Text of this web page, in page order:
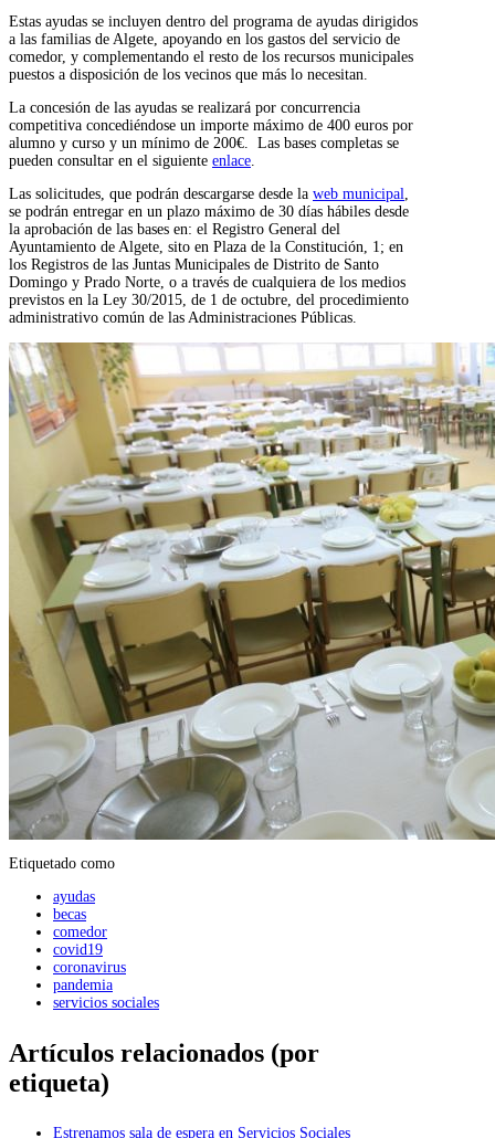
Estas ayudas se incluyen dentro del programa de ayudas dirigidos
a las familias de Algete, apoyando en los gastos del servicio de
comedor, y complementando el resto de los recursos municipales
puestos a disposición de los vecinos que más lo necesitan
La concesión de las ayudas se realizará por concurrencia
competitiva concediéndose un importe máximo de 400 euros por
alumno y curso y un mínimo de 200€.
Las bases completas se
pueden consultar en el siguiente enlace
Las solicitudes , que podrán descargarse desde la web municipal
se podrán entregar en un plazo máximo de 30 días hábiles desde
la aprobación de las bases en: el Registro General del
Ayuntamiento de Algete sito en Plaza de la Constitución, 1 ; en
los Registros de las Juntas Municipales de Distrito de Santo
Domingo y Prado Norte o a través de cualquiera de los medios
previstos en la Ley 30/2015, de 1 de octubre, del procedimiento
administrativo común de las Administraciones Públicas
Etiquetado como
ayudas
becas
comedor
covid19
coronavirus
pandemia
servicios sociales
Artículos relacionados (por
etiqueta)
Estrenamos sala de espera en Servicios Sociales